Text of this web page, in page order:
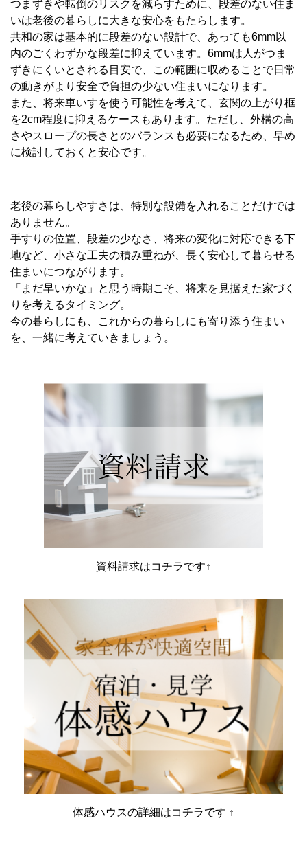
つまずきや転倒のリスクを減らすために、段差のない住ま
いは老後の暮らしに大きな安心をもたらします。
共和の家は基本的に段差のない設計で、あっても6mm以
内のごくわずかな段差に抑えています。6mmは人がつま
ずきにくいとされる目安で、この範囲に収めることで日常
の動きがより安全で負担の少ない住まいになります。
また、将来車いすを使う可能性を考えて、玄関の上がり框
を2cm程度に抑えるケースもあります。ただし、外構の高
さやスロープの長さとのバランスも必要になるため、早め
に検討しておくと安心です。
老後の暮らしやすさは、特別な設備を入れることだけでは
ありません。
手すりの位置、段差の少なさ、将来の変化に対応できる下
地など、小さな工夫の積み重ねが、長く安心して暮らせる
住まいにつながります。
「まだ早いかな」と思う時期こそ、将来を見据えた家づく
りを考えるタイミング。
今の暮らしにも、これからの暮らしにも寄り添う住まい
を、一緒に考えていきましょう。
資料請求はコチラです↑
体感ハウスの詳細はコチラです ↑